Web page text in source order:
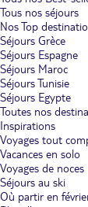
Tous nos séjours
Nos Top
Séjours Grèce
Séjours Espagne
Séjours Maroc
Séjours Tunisie
Séjours Egypte
Toutes nos
Inspirations
Voyages tout
Vacances en solo
Voyages de noces
Séjours au ski
Où partir en